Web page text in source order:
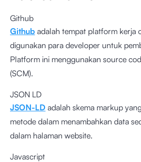
Github
Github adalah tempat platform kerja
digunakan para developer untuk
Platform ini menggunakan source
(SCM).
JSON LD
JSON-LD adalah skema markup
metode dalam menambahkan data
dalam halaman website.
Javascript